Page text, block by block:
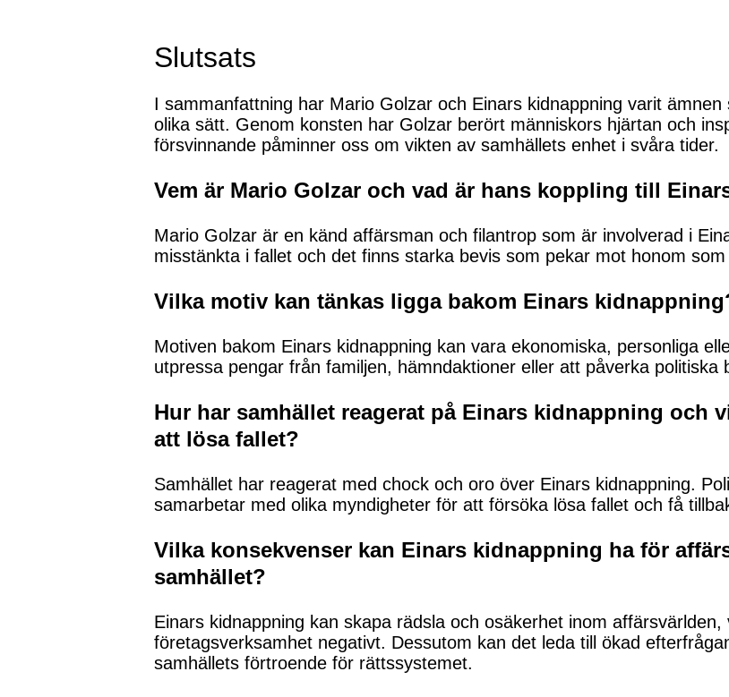
Slutsats
I sammanfattning har Mario Golzar och Einars kidnappning varit
olika sätt. Genom konsten har Golzar berört människors hjärtan och
försvinnande påminner oss om vikten av samhällets enhet i svåra tider.
Vem är Mario Golzar och vad är hans koppling till
Mario Golzar är en känd affärsman och filantrop som är involverad i
misstänkta i fallet och det finns starka bevis som pekar mot honom
Vilka motiv kan tänkas ligga bakom Einars
Motiven bakom Einars kidnappning kan vara ekonomiska, personliga
utpressa pengar från familjen, hämndaktioner eller att påverka politiska
Hur har samhället reagerat på Einars kidnappning och
att lösa fallet?
Samhället har reagerat med chock och oro över Einars kidnappning.
samarbetar med olika myndigheter för att försöka lösa fallet och få
Vilka konsekvenser kan Einars kidnappning ha för
samhället?
Einars kidnappning kan skapa rädsla och osäkerhet inom
företagsverksamhet negativt. Dessutom kan det leda till ökad
samhällets förtroende för rättssystemet.